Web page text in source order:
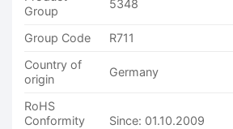
Group
5348
Group Code
R711
Country of
origin
Germany
RoHS
Conformity
Since: 01.10.2009